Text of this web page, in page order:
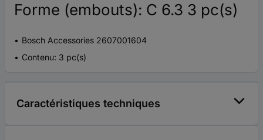
Forme (embouts): C 6.3 3 pc(s)
Bosch Accessories 2607001604
Contenu: 3 pc(s)
Caractéristiques techniques